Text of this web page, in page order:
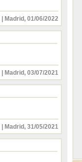
Madrid , 01/06/2022
Madrid , 03/07/2021
Madrid , 31/05/2021